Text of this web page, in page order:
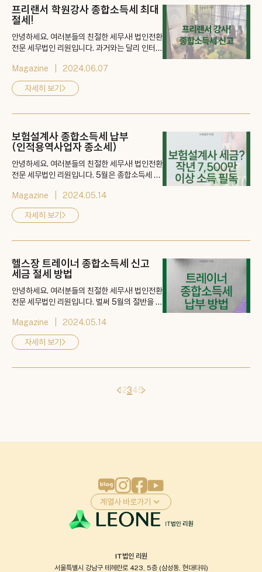
프리랜서 학원강사 종합소득세 최대
절세!
안녕하세요. 여러분들의 친절한 세무사! 법인전환
전문 세무법인 리원입니다. 과거와는 달리 인터넷
많음은 물론, 그분들의 수익도 상상을 초월하는데
요. 모 강사분의 경우에는 무려 1년에 100억 가까
운 수익을 올린다고도 전해졌어요. 그런데! 이런
절세는 어떻게 이루어 질까요? 👉 게시물 바로
Magazine 2024.06.07
자세히 보기>
보험설계사 종합소득세 납부
(인적용역사업자 종소세)
안녕하세요. 여러분들의 친절한 세무사! 법인전환
전문 세무법인 리원입니다. 5월은 종합소득세 납
종합소득세를 설명드리고 있어요. 오늘은 보험설
계사 종합소득세 납부에 대해서 알아보도록 할게
요. 👉 게시물 바로가기: https://blog.naver.c
Magazine 2024.05.14
자세히 보기>
헬스장 트레이너 종합소득세 신고
세금 절세 방법
안녕하세요. 여러분들의 친절한 세무사! 법인전환
전문 세무법인 리원입니다. 벌써 5월의 절반을 향
하고 계신가요? 5월부터 종합소득세 신고가 본
격적으로 진행된 만큼, 많은 분들이 종합소득세
신고에 대한 궁금증을 갖고 계실 거라 생각합니
원에서 근무하시는 트레이너 분들께 정말 많은 연
Magazine 2024.05.14
자세히 보기>
1 2345
IT법인 리원
서울특별시 강남구 테헤란로 423, 5층 (삼성동, 현대타워)
계열사 바로가기